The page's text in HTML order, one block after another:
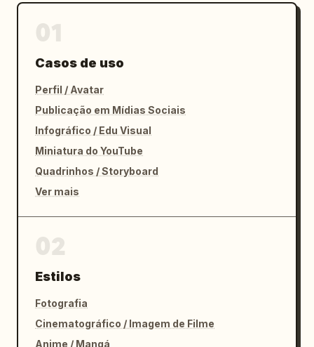
Casos de uso
Perfil / Avatar
Publicação em Mídias Sociais
Infográfico / Edu Visual
Miniatura do YouTube
Quadrinhos / Storyboard
Ver mais
Estilos
Fotografia
Cinematográfico / Imagem de Filme
Anime / Mangá